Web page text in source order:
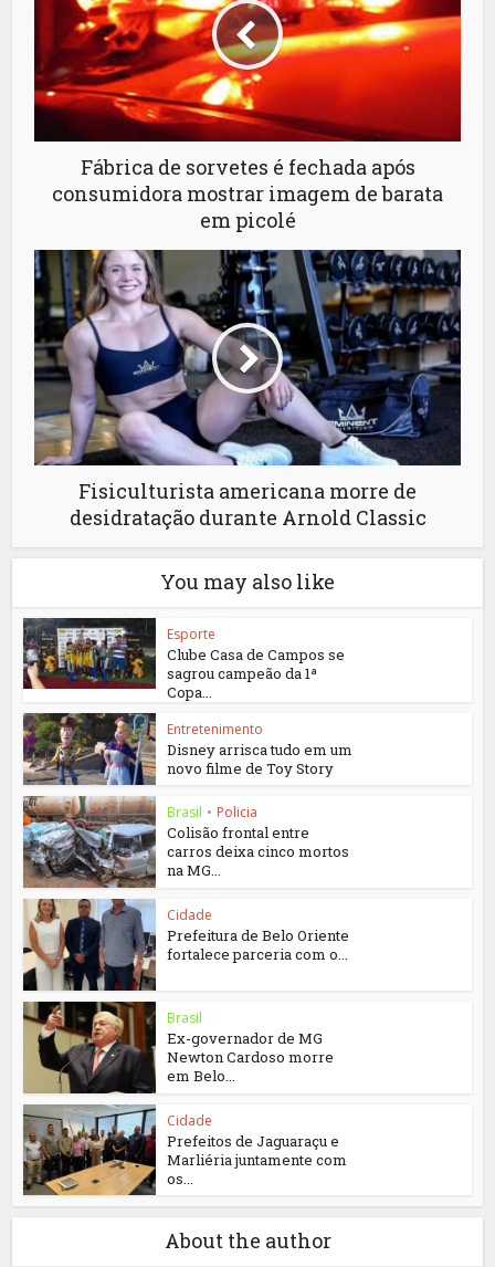
Fábrica de sorvetes é fechada após
consumidora mostrar imagem de barata
em picolé
Fisiculturista americana morre de
desidratação durante Arnold Classic
You may also like
Esporte
Clube Casa de Campos se
sagrou campeão da 1ª
Copa...
Entretenimento
Disney arrisca tudo em um
novo filme de Toy Story
Brasil • Policia
Colisão frontal entre
carros deixa cinco mortos
na MG...
Cidade
Prefeitura de Belo Oriente
fortalece parceria com o...
Brasil
Ex-governador de MG
Newton Cardoso morre
em Belo...
Cidade
Prefeitos de Jaguaraçu e
Marliéria juntamente com
os...
About the author